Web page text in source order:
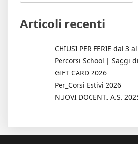
Articoli recenti
CHIUSI PER FERIE dal 3
Percorsi School | Saggi
GIFT CARD 2026
Per_Corsi Estivi 2026
NUOVI DOCENTI A.S.